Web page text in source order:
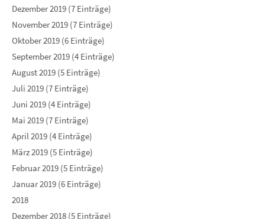
Dezember 2019 (7 Einträge)
November 2019 (7 Einträge)
Oktober 2019 (6 Einträge)
September 2019 (4 Einträge)
August 2019 (5 Einträge)
Juli 2019 (7 Einträge)
Juni 2019 (4 Einträge)
Mai 2019 (7 Einträge)
April 2019 (4 Einträge)
März 2019 (5 Einträge)
Februar 2019 (5 Einträge)
Januar 2019 (6 Einträge)
2018
Dezember 2018 (5 Einträge)